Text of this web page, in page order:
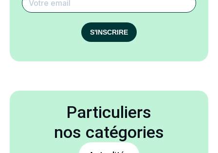
S'INSCRIRE
Particuliers
nos catégories